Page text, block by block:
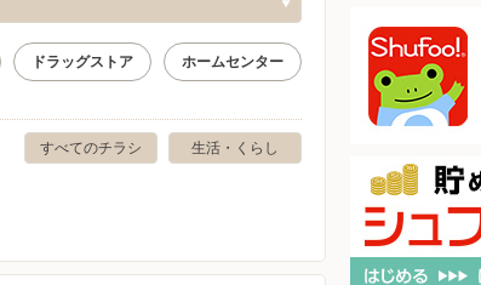
ドラッグストア ホームセンター
生活・くらし
すべてのチラシ